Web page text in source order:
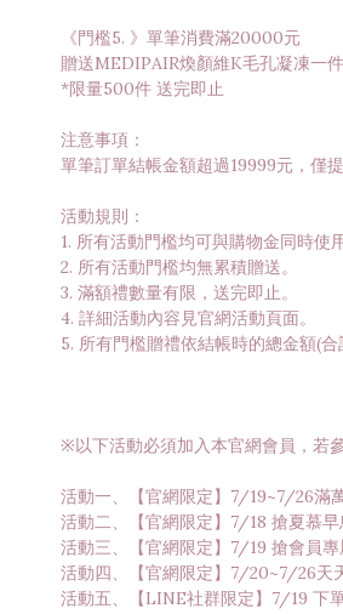
《門檻5. 》單筆消費滿20000元
贈送MEDIPAIR煥顏維K毛孔凝凍一
*限量500件 送完即止
注意事項：
單筆訂單結帳金額超過19999元，僅
活動規則：
1. 所有活動門檻均可與購物金同時使用
2. 所有活動門檻均無累積贈送。
3. 滿額禮數量有限，送完即止。
4. 詳細活動內容見官網活動頁面。
5. 所有門檻贈禮依結帳時的總金額(合
※以下活動必須加入本官網會員，若
活動一、【官網限定】7/19~7/26滿
活動二、【官網限定】7/18 搶夏慕
活動三、【官網限定】7/19 搶會員
活動四、【官網限定】7/20~7/26天
活動五、【LINE社群限定】7/19 下